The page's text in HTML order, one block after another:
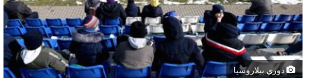
دوري بيلاروسيا